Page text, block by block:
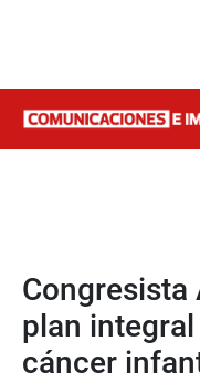
Congresista
plan
cáncer